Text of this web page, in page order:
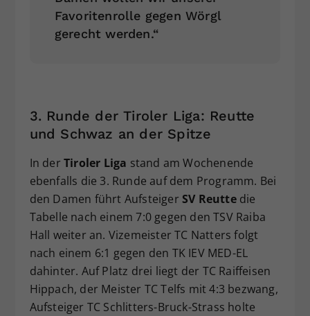
Favoritenrolle gegen Wörgl
gerecht werden.“
3. Runde der Tiroler Liga: Reutte
und Schwaz an der Spitze
In der Tiroler Liga stand am Wochenende
ebenfalls die 3. Runde auf dem Programm. Bei
den Damen führt Aufsteiger SV Reuttedie
Tabelle nach einem 7:0 gegen den TSV Raiba
Hall weiter an. Vizemeister TC Natters folgt
nach einem 6:1 gegen den TK IEV MED-EL
dahinter. Auf Platz drei liegt der TC Raiffeisen
Hippach, der Meister TC Telfs mit 4:3 bezwang,
Aufsteiger TC Schlitters-Bruck-Strass holte